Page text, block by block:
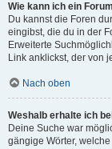
Wie kann ich ein
Du kannst die Foren
eingibst, die du in der
Erweiterte
Link anklickst, der von
Nach oben
Weshalb erhalte ich
Deine Suche war
gängige Wörter,